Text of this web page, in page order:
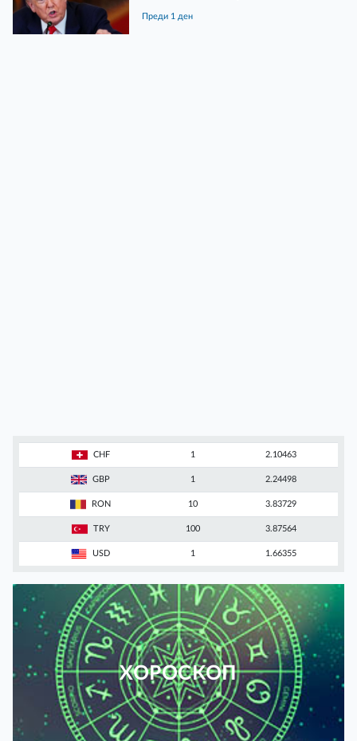
преди 1 ден
CHF 1 2.10463
GBP 1 2.24498
RON 10 3.83729
TRY 100 3.87564
USD 1 1.66355
ХОРОСКОП